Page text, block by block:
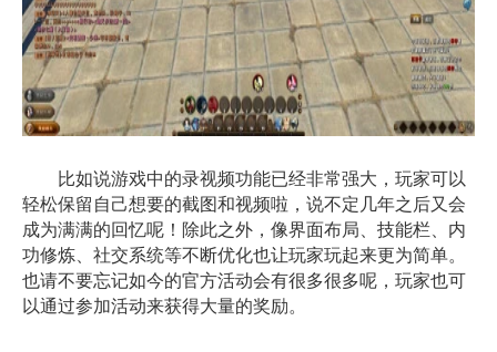
比如说游戏中的录视频功能已经非常强大，玩家可以
轻松保留自己想要的截图和视频啦，说不定几年之后又会
成为满满的回忆呢！除此之外，像界面布局、技能栏、内
功修炼、社交系统等不断优化也让玩家玩起来更为简单。
也请不要忘记如今的官方活动会有很多很多呢，玩家也可
以通过参加活动来获得大量的奖励。